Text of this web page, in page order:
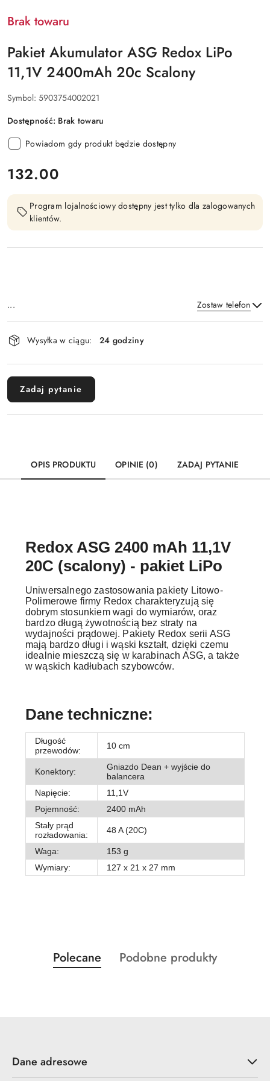
Brak towaru
Pakiet Akumulator ASG Redox LiPo
11,1V 2400mAh 20c Scalony
Symbol: 5903754002021
Dostępność: Brak towaru
Powiadom gdy produkt będzie dostępny
cena:
132.00
Program lojalnościowy dostępny jest tylko dla zalogowanych
klientów.
... Zostaw telefon
Dostępność
i
dostawa
Wysyłka w ciągu: 24 godziny
Zadaj pytanie
OPIS PRODUKTU OPINIE (0) ZADAJ PYTANIE
Redox ASG 2400 mAh 11,1V
20C (scalony) - pakiet LiPo
Uniwersalnego zastosowania pakiety Litowo-
Polimerowe firmy Redox charakteryzują się
dobrym stosunkiem wagi do wymiarów, oraz
bardzo długą żywotnością bez straty na
wydajności prądowej. Pakiety Redox serii ASG
mają bardzo długi i wąski kształt, dzięki czemu
idealnie mieszczą się w karabinach ASG, a także
w wąskich kadłubach szybowców.
Dane techniczne:
Długość
przewodów:
10 cm
Konektory:
Gniazdo Dean + wyjście do
balancera
Napięcie:
11,1V
Pojemność:
2400 mAh
Stały prąd
rozładowania:
48 A (20C)
Waga:
153 g
Wymiary:
127 x 21 x 27 mm
Pomiń karuzelę produktów
Produkty
o
Polecane
Produkty
Podobne produkty
Dane adresowe